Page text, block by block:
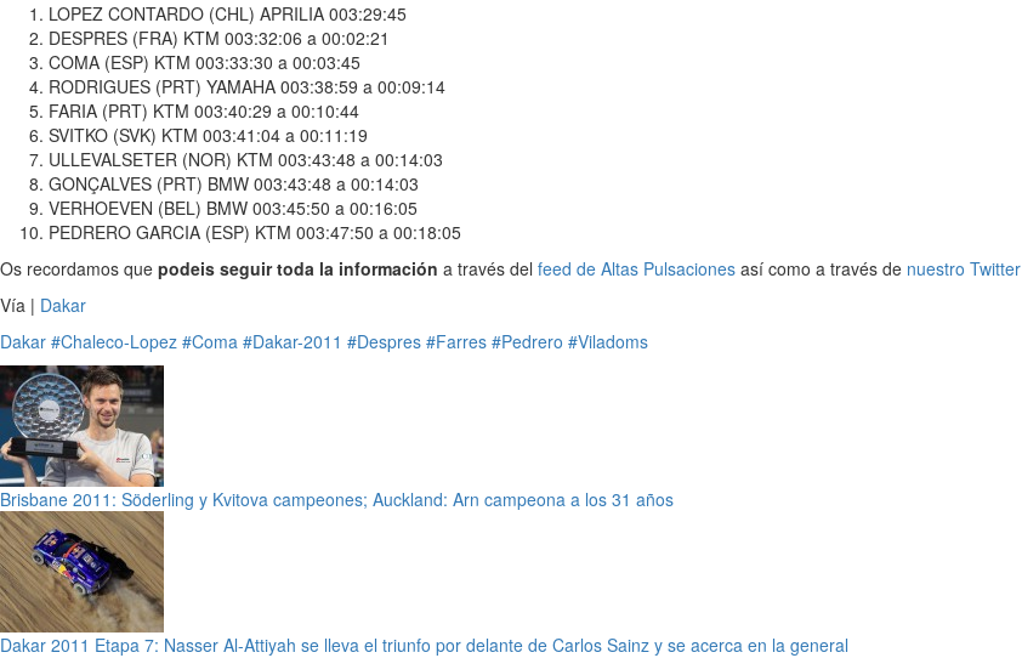
LOPEZ CONTARDO (CHL) APRILIA 003:29:45
DESPRES (FRA) KTM 003:32:06 a 00:02:21
COMA (ESP) KTM 003:33:30 a 00:03:45
RODRIGUES (PRT) YAMAHA 003:38:59 a 00:09:14
FARIA (PRT) KTM 003:40:29 a 00:10:44
SVITKO (SVK) KTM 003:41:04 a 00:11:19
ULLEVALSETER (NOR) KTM 003:43:48 a 00:14:03
GONÇALVES (PRT) BMW 003:43:48 a 00:14:03
VERHOEVEN (BEL) BMW 003:45:50 a 00:16:05
PEDRERO GARCIA (ESP) KTM 003:47:50 a 00:18:05
Os recordamos que podeis seguir toda la información a través del feed de Altas Pulsaciones así como a través de nuestro Twitter
Vía | Dakar
Dakar #Chaleco-Lopez #Coma #Dakar-2011 #Despres #Farres #Pedrero #Viladoms
Brisbane 2011: Söderling y Kvitova campeones; Auckland: Arn campeona a los 31 años
Dakar 2011 Etapa 7: Nasser Al-Attiyah se lleva el triunfo por delante de Carlos Sainz y se acerca en la general